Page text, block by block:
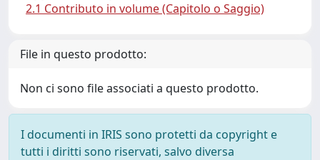
2.1 Contributo in volume (Capitolo o Saggio)
File in questo prodotto:
Non ci sono file associati a questo prodotto.
I documenti in IRIS sono protetti da copyright e
tutti i diritti sono riservati, salvo diversa